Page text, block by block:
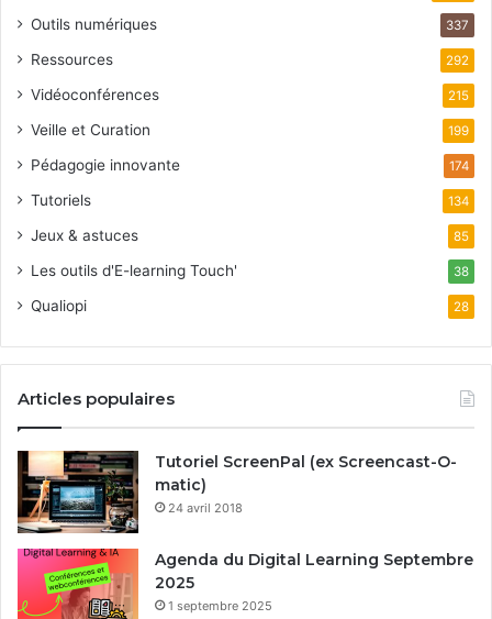
Outils numériques 337
Ressources 292
Vidéoconférences 215
Veille et Curation 199
Pédagogie innovante 174
Tutoriels 134
Jeux & astuces 85
Les outils d'E-learning Touch' 38
Qualiopi 28
Articles populaires
Tutoriel ScreenPal (ex Screencast-O-
matic)
24 avril 2018
Agenda du Digital Learning Septembre
2025
1 septembre 2025